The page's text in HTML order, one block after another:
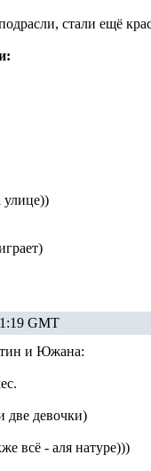
стали ещё
улице))
GMT
и Южана:
две девочки)
всё - аля натуре)))